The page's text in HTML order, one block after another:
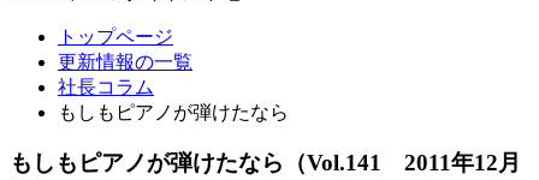
トップページ
更新情報の一覧
社長コラム
もしもピアノが弾けたなら
もしもピアノが弾けたなら （Vol.141 2011年12月